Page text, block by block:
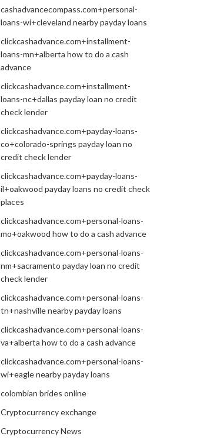
cashadvancecompass.com+personal-
loans-wi+cleveland nearby payday loans
clickcashadvance.com+installment-
loans-mn+alberta how to do a cash
advance
clickcashadvance.com+installment-
loans-nc+dallas payday loan no credit
check lender
clickcashadvance.com+payday-loans-
co+colorado-springs payday loan no
credit check lender
clickcashadvance.com+payday-loans-
il+oakwood payday loans no credit check
places
clickcashadvance.com+personal-loans-
mo+oakwood how to do a cash advance
clickcashadvance.com+personal-loans-
nm+sacramento payday loan no credit
check lender
clickcashadvance.com+personal-loans-
tn+nashville nearby payday loans
clickcashadvance.com+personal-loans-
va+alberta how to do a cash advance
clickcashadvance.com+personal-loans-
wi+eagle nearby payday loans
colombian brides online
Cryptocurrency exchange
Cryptocurrency News